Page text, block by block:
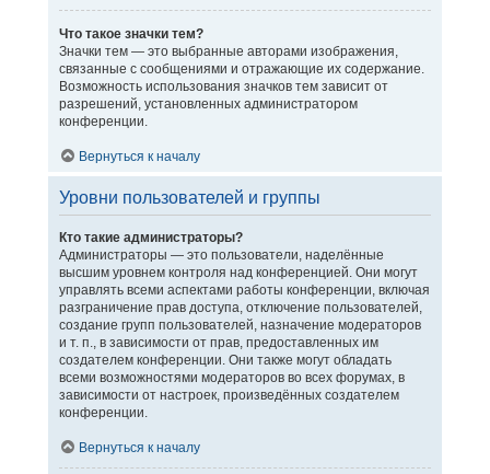
Что такое значки тем?
Значки тем — это выбранные авторами изображения,
связанные с сообщениями и отражающие их содержание.
Возможность использования значков тем зависит от
разрешений, установленных администратором
конференции.
Вернуться к началу
Уровни пользователей и группы
Кто такие администраторы?
Администраторы — это пользователи, наделённые
высшим уровнем контроля над конференцией. Они могут
управлять всеми аспектами работы конференции, включая
разграничение прав доступа, отключение пользователей,
создание групп пользователей, назначение модераторов
и т. п., в зависимости от прав, предоставленных им
создателем конференции. Они также могут обладать
всеми возможностями модераторов во всех форумах, в
зависимости от настроек, произведённых создателем
конференции.
Вернуться к началу